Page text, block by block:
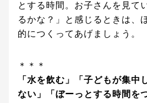
とする時間。お子さんを見て
るかな？」と感じるときは、
的につくってあげましょう。
＊＊＊
「水を飲む」「子どもが集中
ない」「ぼーっとする時間を